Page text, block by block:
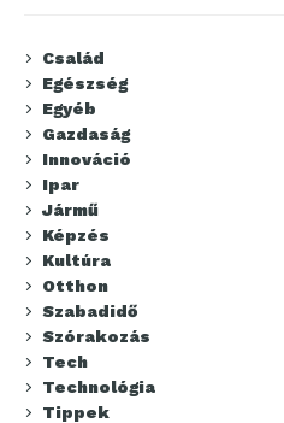
Család
Egészség
Egyéb
Gazdaság
Innováció
Ipar
Jármű
Képzés
Kultúra
Otthon
Szabadidő
Szórakozás
Tech
Technológia
Tippek